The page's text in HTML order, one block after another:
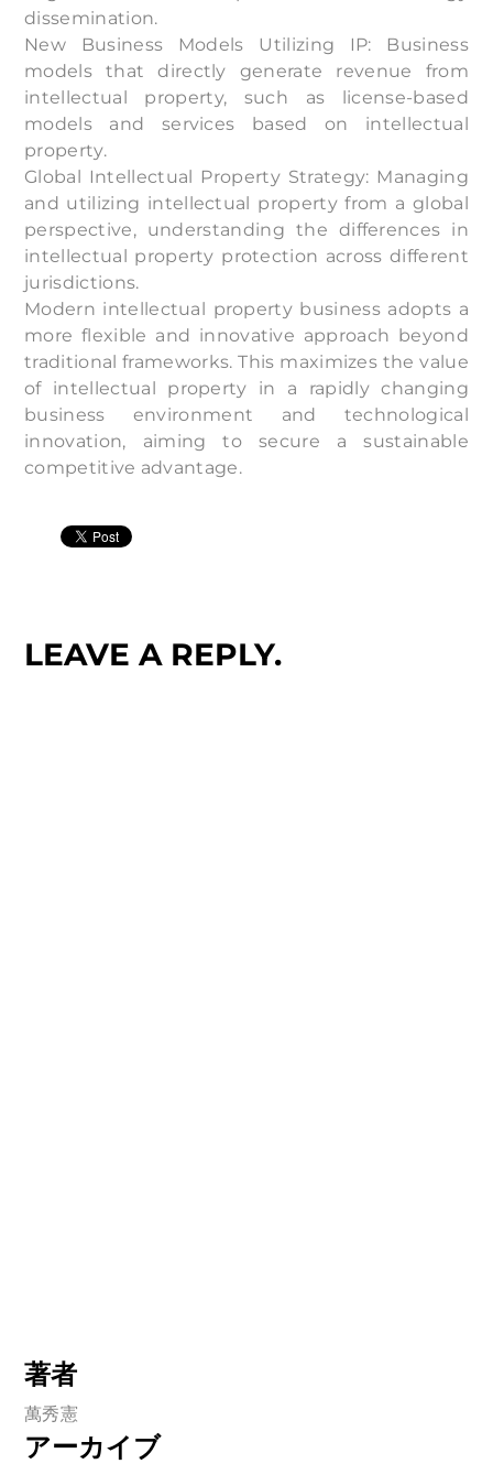
dissemination.
New Business Models Utilizing IP: Business
models that directly generate revenue from
intellectual property, such as license-based
models and services based on intellectual
property.
Global Intellectual Property Strategy: Managing
and utilizing intellectual property from a global
perspective, understanding the differences in
intellectual property protection across different
jurisdictions.
Modern intellectual property business adopts a
more flexible and innovative approach beyond
traditional frameworks. This maximizes the value
of intellectual property in a rapidly changing
business environment and technological
innovation, aiming to secure a sustainable
competitive advantage.
LEAVE A REPLY.
著者
萬秀憲
アーカイブ